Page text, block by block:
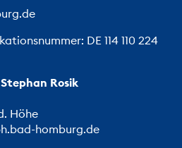
DE 114 110 224
Rosik
Höhe
homburg.de